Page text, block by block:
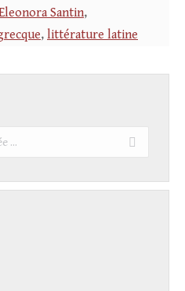
Santin,
, littérature latine